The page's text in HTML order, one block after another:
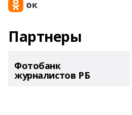
Партнеры
Фотобанк
журналистов РБ